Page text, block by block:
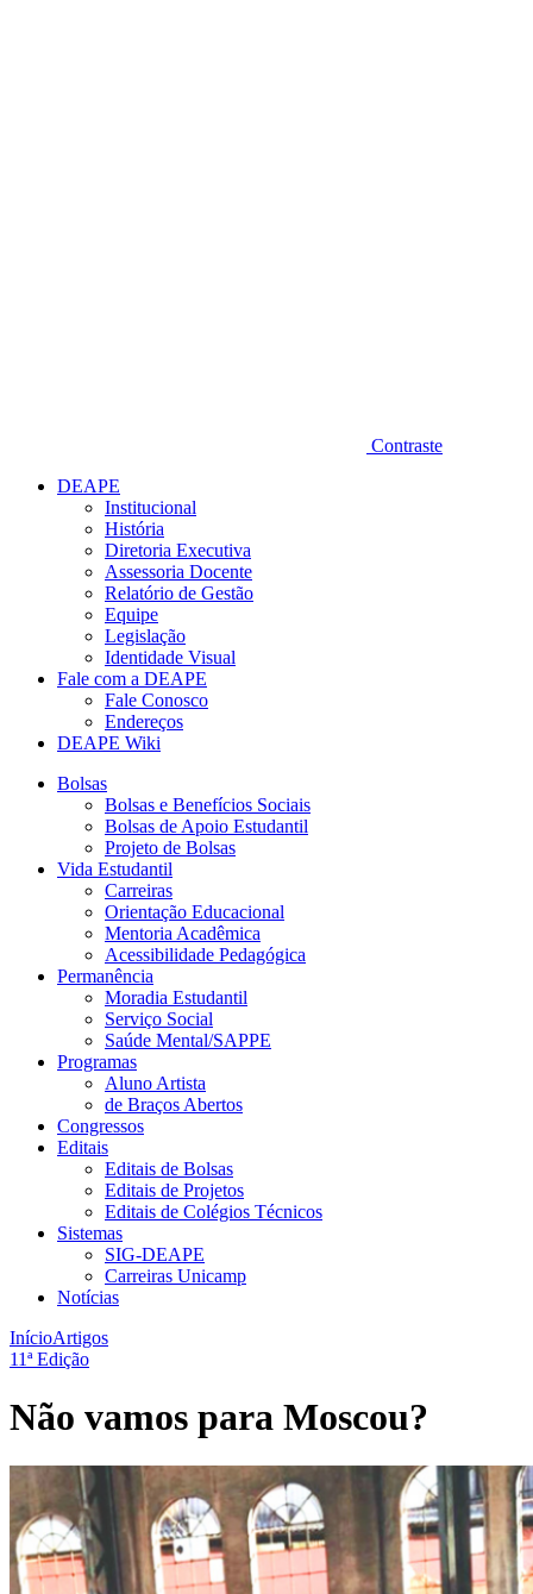
Contraste
DEAPE
Institucional
História
Diretoria Executiva
Assessoria Docente
Relatório de Gestão
Equipe
Legislação
Identidade Visual
Fale com a DEAPE
Fale Conosco
Endereços
DEAPE Wiki
Bolsas
Bolsas e Benefícios Sociais
Bolsas de Apoio Estudantil
Projeto de Bolsas
Vida Estudantil
Carreiras
Orientação Educacional
Mentoria Acadêmica
Acessibilidade Pedagógica
Permanência
Moradia Estudantil
Serviço Social
Saúde Mental/SAPPE
Programas
Aluno Artista
de Braços Abertos
Congressos
Editais
Editais de Bolsas
Editais de Projetos
Editais de Colégios Técnicos
Sistemas
SIG-DEAPE
Carreiras Unicamp
Notícias
InícioArtigos
11ª Edição
Não vamos para Moscou?